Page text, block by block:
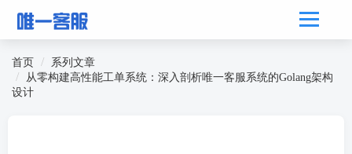
首页
系列文章
从零构建高性能工单系统：深入剖析唯一客服系统的Golang架构
设计